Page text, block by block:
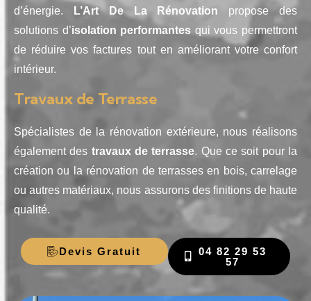
d’énergie.
L’Art De La Rénovation propose des
solutions d’isolation performantes qui vous permettront
de réduire vos factures tout en améliorant votre confort
intérieur.
Travaux de Terrasse
Spécialistes de la rénovation extérieure, nous réalisons
également des travaux de terrasse. Que ce soit pour la
création ou la rénovation de terrasses en bois, carrelage
ou autres matériaux, nous assurons des finitions de haute
qualité.
Devis Gratuit
04 82 29 53
57